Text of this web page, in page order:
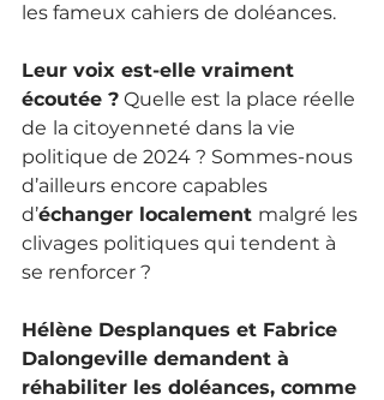
les fameux cahiers de doléances.
Leur voix est-elle vraiment
écoutée ? Quelle est la place réelle
de la citoyenneté dans la vie
politique de 2024 ? Sommes-nous
d’ailleurs encore capables
d’échanger localement malgré les
clivages politiques qui tendent à
se renforcer ?
Hélène Desplanques et Fabrice
Dalongeville demandent à
réhabiliter les doléances, comme